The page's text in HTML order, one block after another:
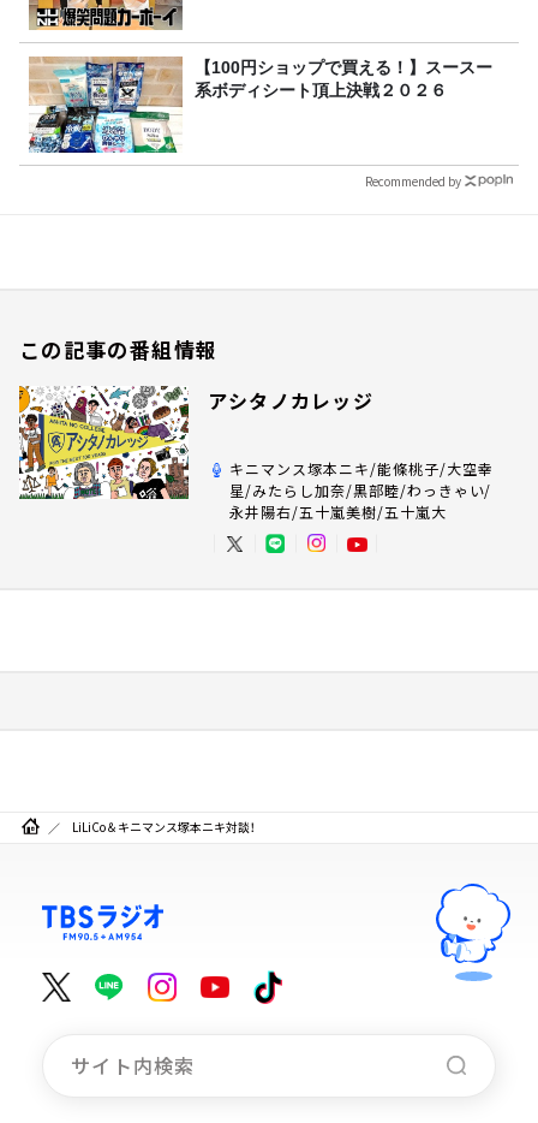
【100円ショップで買える！】スースー
系ボディシート頂上決戦２０２６
Recommended by
この記事の番組情報
アシタノカレッジ
キニマンス塚本ニキ/能條桃子/大空幸
星/みたらし加奈/黒部睦/わっきゃい/
永井陽右/五十嵐美樹/五十嵐大
LiLiCo＆キニマンス塚本ニキ対談！